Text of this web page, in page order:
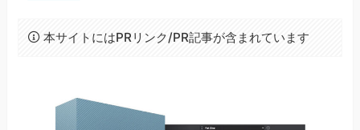
本サイトにはPRリンク/PR記事が含まれています